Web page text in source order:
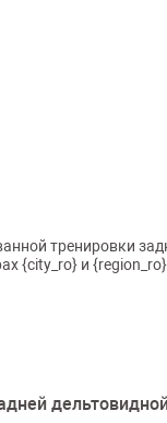
тренировки
{city_ro} и